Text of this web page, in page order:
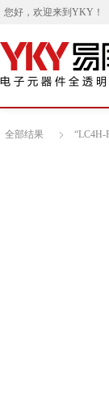
您好，欢迎来到 YKY ！
全部结果 “LC4H-